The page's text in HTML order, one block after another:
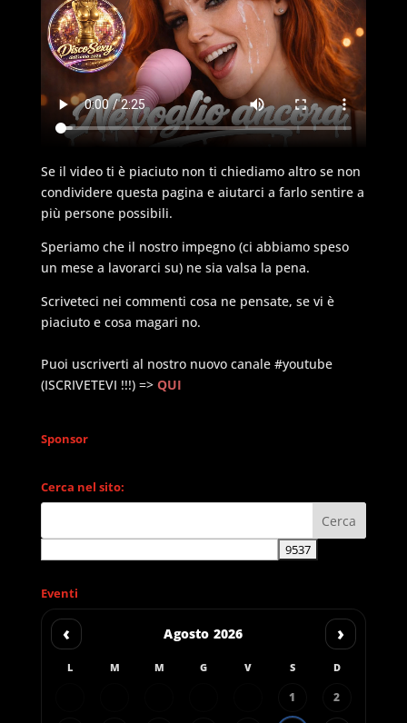
Se il video ti è piaciuto non ti chiediamo altro se non
condividere questa pagina e aiutarci a farlo sentire a
più persone possibili.
Speriamo che il nostro impegno (ci abbiamo speso
un mese a lavorarci su) ne sia valsa la pena.
Scriveteci nei commenti cosa ne pensate, se vi è
piaciuto e cosa magari no.
Puoi uscriverti al nostro nuovo canale #youtube
(ISCRIVETEVI !!!) => QUI
Sponsor
Cerca nel sito:
Eventi
‹ Agosto 2026 ›
L M M G V S D
1 2